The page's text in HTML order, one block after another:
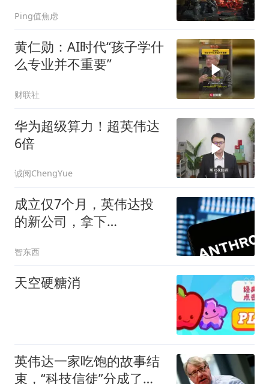
模式
Ping值焦虑
黄仁勋：AI时代“孩子学什
么专业并不重要”
财联社
华为超级算力！超英伟达
6倍
诚阅ChengYue
成立仅7个月，英伟达投
的新公司，拿下
智东西
天空硬糖消
英伟达一家吃饱的故事结
束，“科技信徒”分成了三